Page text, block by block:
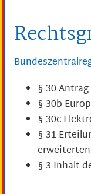
§ 30 Antrag
§ 30b
§ 30c
§ 31
§ 3 Inhalt